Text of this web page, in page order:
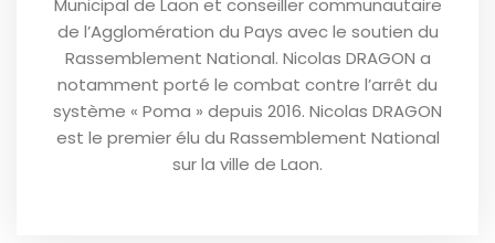
Municipal de Laon et conseiller communautaire
de l’Agglomération du Pays avec le soutien du
Rassemblement National. Nicolas DRAGON a
notamment porté le combat contre l’arrêt du
système « Poma » depuis 2016. Nicolas DRAGON
est le premier élu du Rassemblement National
sur la ville de Laon.